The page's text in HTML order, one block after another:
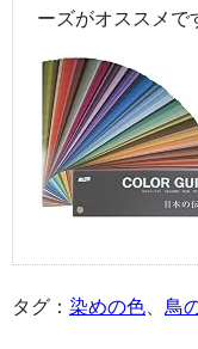
ーズがオススメで
タグ： 染めの色、 鳥